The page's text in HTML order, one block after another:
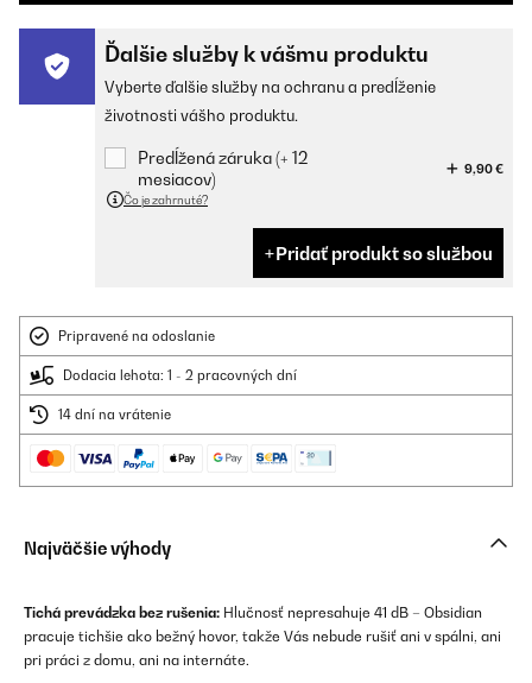
Ďalšie služby k vášmu produktu
Vyberte ďalšie služby na ochranu a predĺženie
životnosti vášho produktu.
Predĺžená záruka (+ 12
mesiacov)
9,90 €
Čo je zahrnuté?
Pridať produkt so službou
Pripravené na odoslanie
Dodacia lehota: 1 - 2 pracovných dní
14 dní na vrátenie
Najväčšie výhody
Tichá prevádzka bez rušenia: Hlučnosť nepresahuje 41 dB – Obsidian
pracuje tichšie ako bežný hovor, takže Vás nebude rušiť ani v spálni, ani
pri práci z domu, ani na internáte.